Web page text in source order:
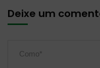
Deixe um